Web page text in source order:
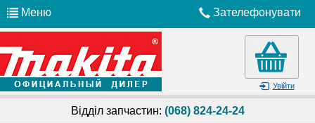
Меню Зателефонувати
Увійти
Відділ запчастин: (068) 824-24-24